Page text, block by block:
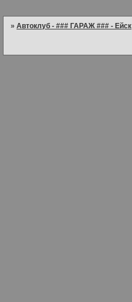
»Автоклуб - ### ГАРАЖ ### - Ейск